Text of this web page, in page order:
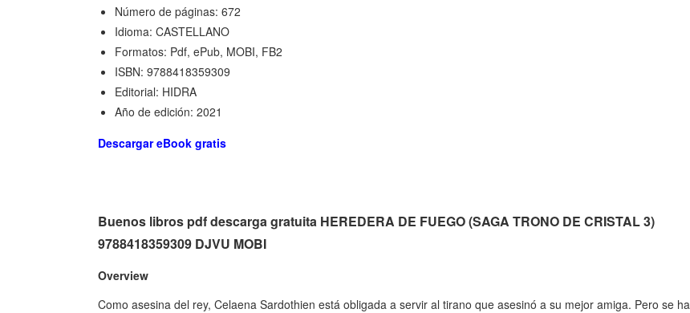
Número de páginas: 672
Idioma: CASTELLANO
Formatos: Pdf, ePub, MOBI, FB2
ISBN: 9788418359309
Editorial: HIDRA
Año de edición: 2021
Descargar eBook gratis
Buenos libros pdf descarga gratuita HEREDERA DE FUEGO (SAGA TRONO DE CRISTAL 3)
9788418359309 DJVU MOBI
Overview
Como asesina del rey, Celaena Sardothien está obligada a servir al tirano que asesinó a su mejor amiga. Pero se ha